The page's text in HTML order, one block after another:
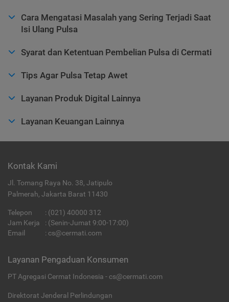
Cara Mengatasi Masalah yang Sering Terjadi Saat
Isi Ulang Pulsa
Syarat dan Ketentuan Pembelian Pulsa di Cermati
Tips Agar Pulsa Tetap Awet
Layanan Produk Digital Lainnya
Layanan Keuangan Lainnya
Kontak Kami
Jl. Tomang Raya No. 38, Jatipulo
Palmerah, Jakarta Barat 11430
Telepon : (021) 40000 312
Jam Kerja
: (Senin-Jumat 9:00-17:00)
Email
: cs@cermati.com
Layanan Pengaduan Konsumen
PT Agregasi Cermat Indonesia - cs@cermati.com
Direktorat Jenderal Perlindungan